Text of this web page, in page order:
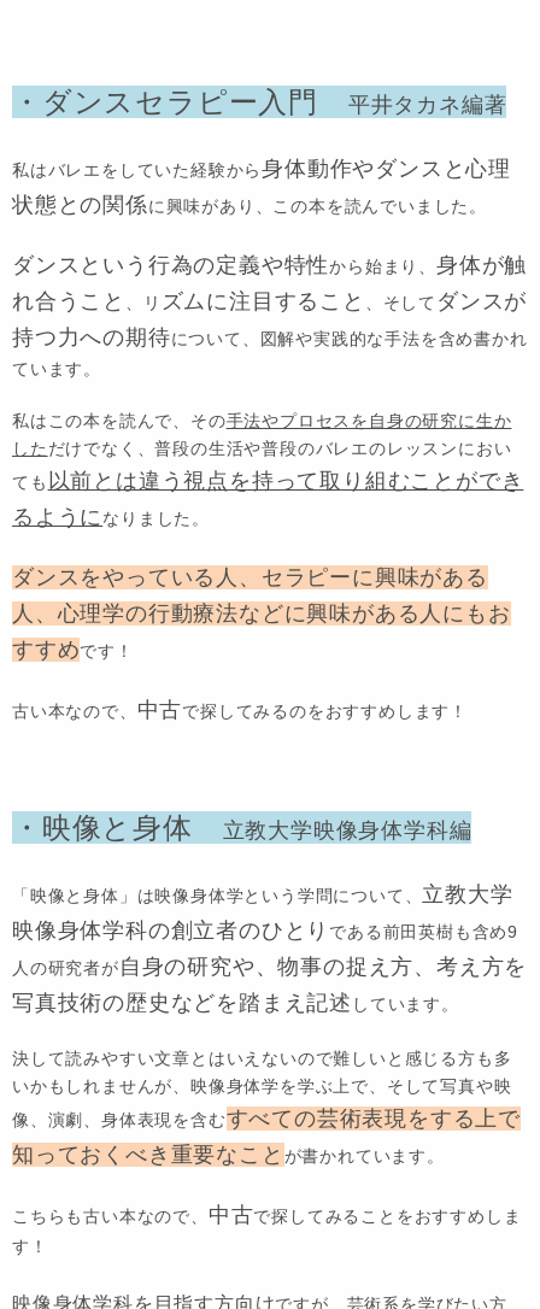
・ダンスセラピー入門 平井タカネ編著
私はバレエをしていた経験から身体動作やダンスと心理
状態との関係に興味があり、この本を読んでいました。
ダンスという行為の定義や特性から始まり、身体が触
れ合うこと
、リ ズムに注目すること 、そして ダンスが
持つ力への期待について、図解や実践的な手法を含め書かれ
ています。
私はこの本を読んで、その手法やプロセスを自身の研究に生か
した だけでなく、普段の生活や普段のバレエのレッスンにおい
ても 以前とは違う視点を持って取り組むことができ
るように なりました。
ダンスをやっている人、セラピーに興味がある
人、心理学の行動療法などに興味がある人にもお
すすめです！
古い本なので、 中古で探してみるのをおすすめします！
・映像と身体 立教大学映像身体学科編
「映像と身体」は映像身体学という学問について、 立教大学
映像身体学科の創立者のひとり である前田英樹も含め9
人の研究者が自身の研究や、物事の捉え方、考え方を
写真技術の歴史などを踏まえ記述 しています。
決して読みやすい文章とはいえないので難しいと感じる方も多
いかもしれませんが、映像身体学を学ぶ上で、そして写真や映
像、演劇、身体表現を含むすべての芸術表現をする上で
知っておくべき重要なこと が書かれています。
こちらも古い本なので、 中古で探してみることをおすすめしま
す！
映像身体学科を目指す方向けですが、芸術系を学びたい方